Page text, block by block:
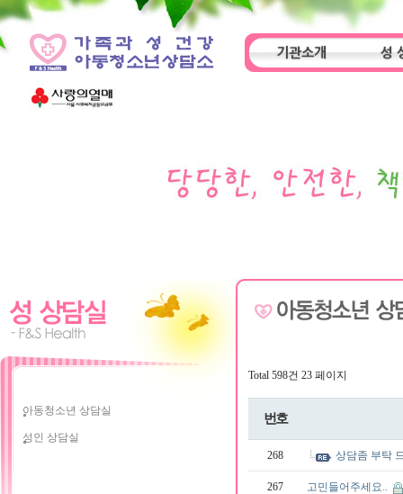
기관소개 성
아동청소년 상담실
성인 상담실
Total 598건 23 페이지
번호
268 상담좀 부탁
267 고민들어주세요..